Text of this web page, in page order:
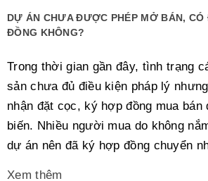
DỰ ÁN CHƯA ĐƯỢC PHÉP MỞ BÁN,
ĐỒNG KHÔNG?
Trong thời gian gần đây, tình trạng
sản chưa đủ điều kiện pháp lý
nhận đặt cọc, ký hợp đồng mua bán
biến. Nhiều người mua do không
dự án nên đã ký hợp đồng chuyển
Xem thêm